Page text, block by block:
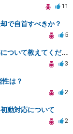
11
で自首すべきか？
5
弁護士の意見が異なる場合の信頼基準について教えてください
3
は？
2
動対応について
2